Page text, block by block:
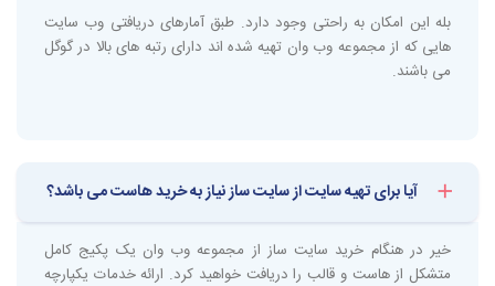
سایت ندارند یک انتخاب درجه یک می باشد.
نکته قابل ذکر در خصوص سایت ساز، مدیریت و پشتیبانی راحت آن است. به
طور مثال اگر یک سایت فروشگاهی هستید و باید هر روز محصولاتی اضافه و کم
کنید و یا یک سایت خبری هستید و باید هر روز اخبار منتشر کنید، دیگر نیازی به
با قاطعیت می توان بیان کرد سایت ساز ها به مراتب از سایت های وردپرسی و
امکان پذیر است. اگر دانشی در خصوص طراحی وب سایت ندارید شاید در ابتدا
پرداخت این هزینه برای سایت ساز به نظر شما زیاد باشد اما باید توجه داشته
بله این امکان به راحتی وجود دارد. طبق آمارهای دریافتی وب سایت
هایی که از مجموعه وب وان تهیه شده اند دارای رتبه های بالا در گوگل
می باشند.
آیا برای تهیه سایت از سایت ساز نیاز به خرید هاست می باشد؟
خیر در هنگام خرید سایت ساز از مجموعه وب وان یک پکیج کامل
متشکل از هاست و قالب را دریافت خواهید کرد. ارائه خدمات یکپارچه